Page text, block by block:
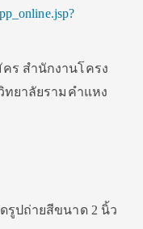
ร สำนักงานโครง
ยาลัยรามคำแหง
รูปถ่ายสีขนาด 2 นิ้ว